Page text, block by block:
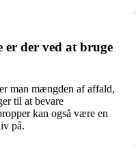
der ved at bruge
man mængden af affald,
til at bevare
kan også være en
på.